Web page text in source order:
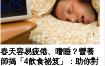
春天容易疲倦、嗜睡？營養
師揭「4飲食祕笈」：助你對